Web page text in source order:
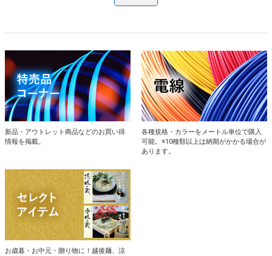
新品・アウトレット商品などのお買い得
情報を掲載。
各種規格・カラーをメートル単位で購入
可能。※10種類以上は納期がかかる場合が
あります。
お歳暮・お中元・贈り物に！越後麺、涼